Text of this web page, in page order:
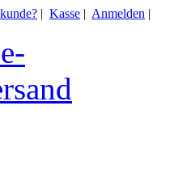
| Kasse | Anmelden |